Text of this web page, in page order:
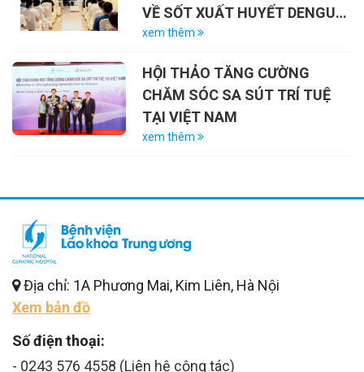
VỀ SỐT XUẤT HUYẾT DENGUE
VÀ VAI TRÒ CỦA VẮC-XIN
xem thêm
HỘI THẢO TĂNG CƯỜNG
CHĂM SÓC SA SÚT TRÍ TUỆ
TẠI VIỆT NAM
xem thêm
Địa chỉ: 1A Phương Mai, Kim Liên, Hà Nội
Xem bản đồ
Số điện thoại:
- 0243 576 4558 (Liên hệ cộng tác)